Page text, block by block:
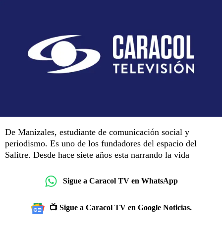
De Manizales, estudiante de comunicación social y
periodismo. Es uno de los fundadores del espacio del
Salitre. Desde hace siete años esta narrando la vida
Sigue a Caracol TV en WhatsApp
📺 Sigue a Caracol TV en Google Noticias.